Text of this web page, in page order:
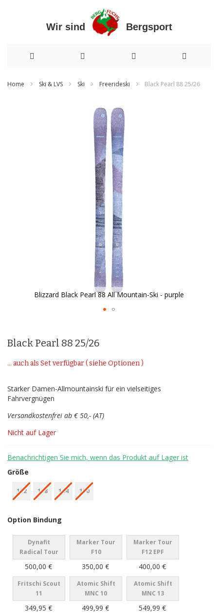
Wir sind Bergsport
Home Ski & LVS Ski Freerideski Black Pearl 88 25/26
Blizzard Black Pearl 88 All Mountain-Ski - purple
der
springen
Black Pearl 88 25/26
... auch als Set verfügbar ( siehe Optionen )
Starker Damen-Allmountainski für ein vielseitiges
Fahrvergnügen
Versandkostenfrei ab € 50,- (AT)
Nicht auf Lager
Benachrichtigen Sie mich, wenn das Produkt auf Lager ist
Größe
152 158 164 170
Option Bindung
Dynafit
Radical Tour
500,00 €
Marker Tour
F10
350,00 €
Marker Tour
F12 EPF
400,00 €
Fritschi Scout
11
349,95 €
Atomic Shift
MNC 10
499,99 €
Atomic Shift
MNC 13
549,99 €